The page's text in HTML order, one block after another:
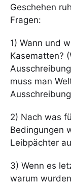
Geschehen
Fragen:
1) Wann und
Kasematten?
muss man
2) Nach was
Bedingungen
Leibpächter
3) Wenn es
warum